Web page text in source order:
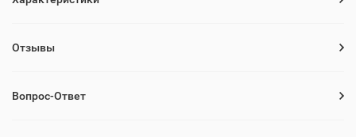
Отзывы
Вопрос-Ответ